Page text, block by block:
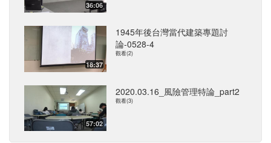
36:06
18:37
1945年後台灣當代建築專題討
論-0528-4
觀看(2)
57:02
2020.03.16_風險管理特論_part2
觀看(3)